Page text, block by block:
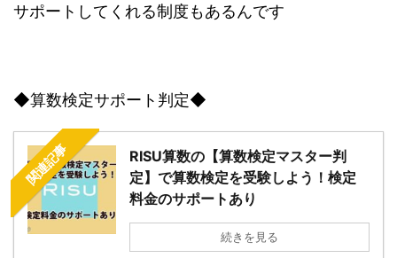
サポートしてくれる制度もあるんです
◆算数検定サポート判定◆
関連記事
RISU算数の【算数検定マスター判
定】で算数検定を受験しよう！検定
料金のサポートあり
続きを見る